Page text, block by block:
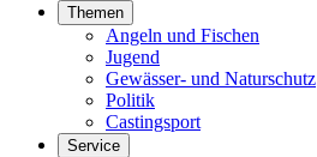
Themen
Angeln und Fischen
Jugend
Gewässer- und Naturschutz
Politik
Castingsport
Service